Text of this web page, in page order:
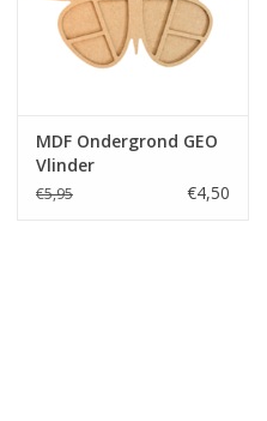
MDF Ondergrond GEO
Vlinder
€5,95 €4,50